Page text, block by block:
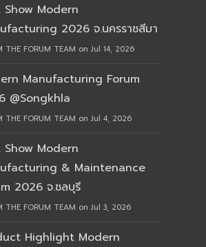
Show Modern
2026 จ.นครราชสีมา
THE FORUM TEAM on Jul 14, 2026
Manufacturing Forum
@Songkhla
THE FORUM TEAM on Jul 4, 2026
Show Modern
& Maintenance
2026 จ.ชลบุรี
THE FORUM TEAM on Jul 3, 2026
Highlight Modern